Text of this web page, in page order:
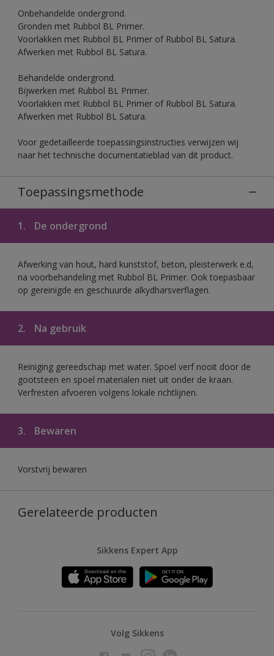
Onbehandelde ondergrond.
Gronden met Rubbol BL Primer.
Voorlakken met Rubbol BL Primer of Rubbol BL Satura.
Afwerken met Rubbol BL Satura.
Behandelde ondergrond.
Bijwerken met Rubbol BL Primer.
Voorlakken met Rubbol BL Primer of Rubbol BL Satura.
Afwerken met Rubbol BL Satura.
Voor gedetailleerde toepassingsinstructies verwijzen wij
naar het technische documentatieblad van dit product.
Toepassingsmethode
1. De ondergrond
Afwerking van hout, hard kunststof, beton, pleisterwerk e.d,
na voorbehandeling met Rubbol BL Primer. Ook toepasbaar
op gereinigde en geschuurde alkydharsverflagen.
2. Na gebruik
Reiniging gereedschap met water. Spoel verf nooit door de
gootsteen en spoel materialen niet uit onder de kraan.
Verfresten afvoeren volgens lokale richtlijnen.
3. Bewaren
Vorstvrij bewaren
Gerelateerde producten
Sikkens Expert App
Volg Sikkens